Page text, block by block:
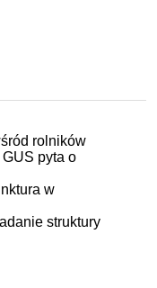
rolników
pyta o
w
struktury